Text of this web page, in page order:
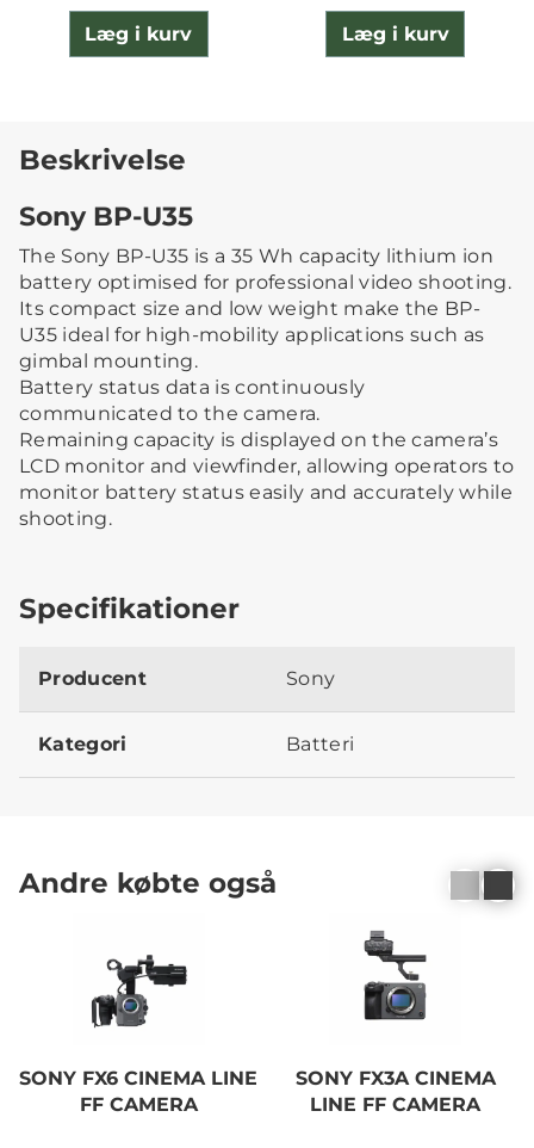
Læg i kurv Læg i kurv
Beskrivelse
Sony BP-U35
The Sony BP-U35 is a 35 Wh capacity lithium ion
battery optimised for professional video shooting.
Its compact size and low weight make the BP-
U35 ideal for high-mobility applications such as
gimbal mounting.
Battery status data is continuously
communicated to the camera.
Remaining capacity is displayed on the camera’s
LCD monitor and viewfinder, allowing operators to
monitor battery status easily and accurately while
shooting.
Specifikationer
Producent Sony
Kategori Batteri
Andre købte også
SONY FX6 CINEMA LINE
FF CAMERA
SONY FX3A CINEMA
LINE FF CAMERA